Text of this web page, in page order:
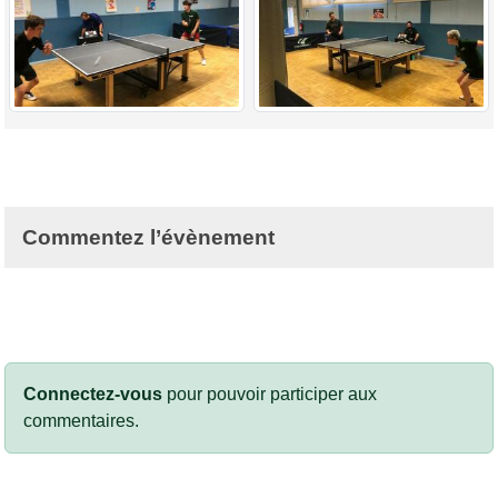
Commentez l’évènement
Connectez-vous pour pouvoir participer aux
commentaires.